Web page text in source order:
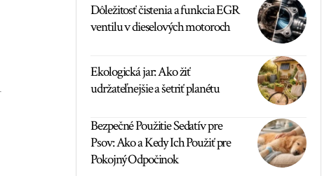
Dôležitosť čistenia a funkcia EGR
ventilu v dieselových motoroch
Ekologická jar: Ako žiť
udržateľnejšie a šetriť planétu
Bezpečné Použitie Sedatív pre
Psov: Ako a Kedy Ich Použiť pre
Pokojný Odpočinok